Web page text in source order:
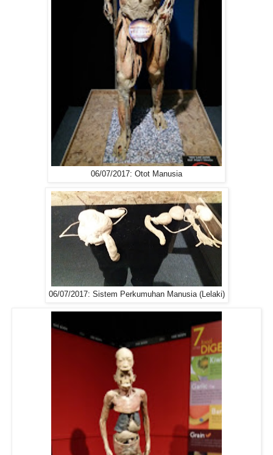
06/07/2017: Otot Manusia
06/07/2017: Sistem Perkumuhan Manusia (Lelaki)